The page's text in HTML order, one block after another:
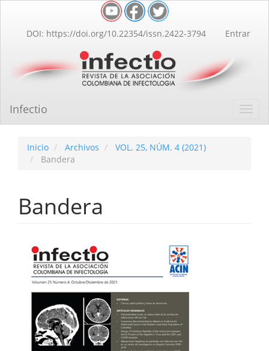
Contenido
principal
lateral
DOI: https://doi.org/10.22354/issn.2422-3794 Entrar
Infectio
Inicio Archivos
VOL. 25, NÚM. 4 (2021)
Bandera
Bandera
Barra
lateral
del
artículo